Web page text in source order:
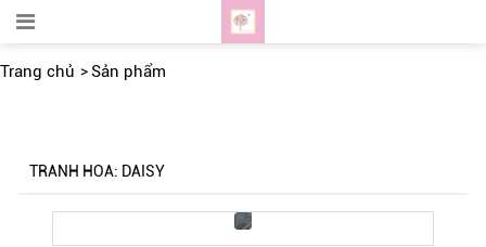
Trang chủ Sản phẩm
TRANH HOA: DAISY